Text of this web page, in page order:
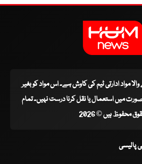
والا مواد ادارتی ٹیم کی کاوش ہے۔ اس مواد کو بغیر
میں استعمال یا نقل کرنا درست نہیں۔ تمام
محفوظ ہیں © 2026
پالیسی